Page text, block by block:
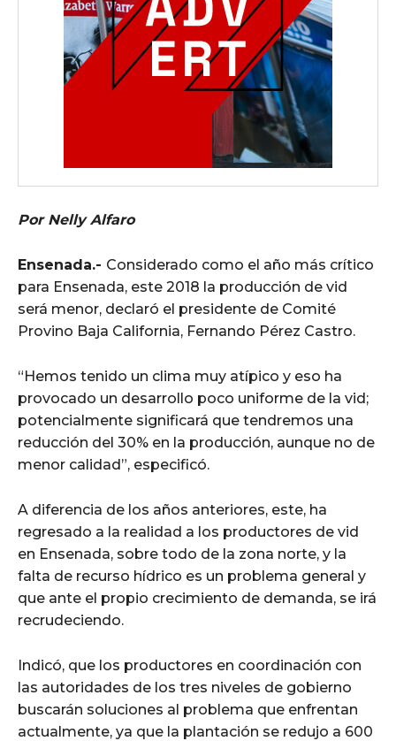
Por Nelly Alfaro
Ensenada.- Considerado como el año más crítico
para Ensenada, este 2018 la producción de vid
será menor, declaró el presidente de Comité
Provino Baja California, Fernando Pérez Castro.
“Hemos tenido un clima muy atípico y eso ha
provocado un desarrollo poco uniforme de la vid;
potencialmente significará que tendremos una
reducción del 30% en la producción, aunque no de
menor calidad”, especificó.
A diferencia de los años anteriores, este, ha
regresado a la realidad a los productores de vid
en Ensenada, sobre todo de la zona norte, y la
falta de recurso hídrico es un problema general y
que ante el propio crecimiento de demanda, se irá
recrudeciendo.
Indicó, que los productores en coordinación con
las autoridades de los tres niveles de gobierno
buscarán soluciones al problema que enfrentan
actualmente, ya que la plantación se redujo a 600